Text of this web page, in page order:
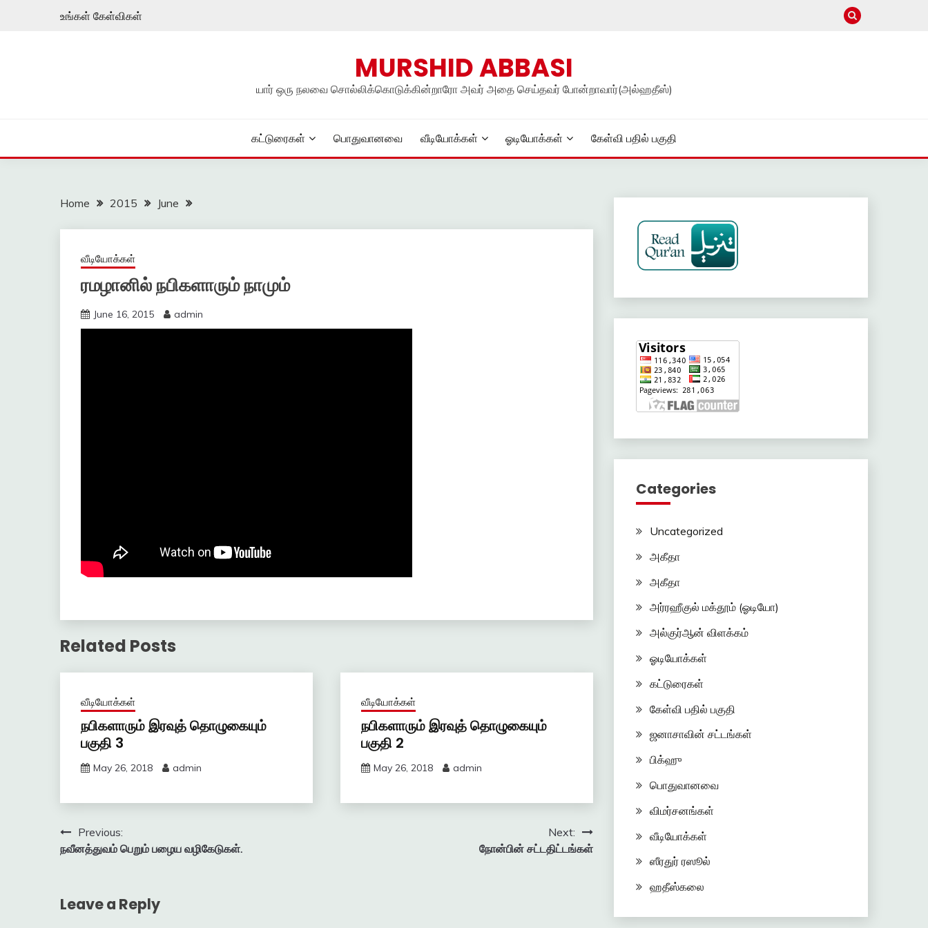
உங்கள் கேள்விகள்
MURSHID ABBASI
யார் ஒரு நலவை சொல்லிக்கொடுக்கின்றாரோ அவர் அதை செய்தவர் போன்றாவார்(அல்ஹதீஸ்)
கட்டுரைகள் பொதுவானவை வீடியோக்கள் ஓடியோக்கள் கேள்வி பதில் பகுதி
Home 2015 June
வீடியோக்கள்
ரமழானில் நபிகளாரும் நாமும்
June 16, 2015 admin
Related Posts
வீடியோக்கள்
நபிகளாரும் இரவுத் தொழுகையும்
பகுதி 3
May 26, 2018 admin
வீடியோக்கள்
நபிகளாரும் இரவுத் தொழுகையும்
பகுதி 2
May 26, 2018 admin
Post
navigation
Previous:
நவீனத்துவம் பெறும் பழைய வழிகேடுகள்.
Next:
நோன்பின் சட்டதிட்டங்கள்
Leave a Reply
Categories
Uncategorized
அகீதா
அகீதா
அர்ரஹீகுல் மக்தூம் (ஓடியோ)
அல்குர்ஆன் விளக்கம்
ஓடியோக்கள்
கட்டுரைகள்
கேள்வி பதில் பகுதி
ஜனாசாவின் சட்டங்கள்
பிக்ஹு
பொதுவானவை
விமர்சனங்கள்
வீடியோக்கள்
ஸீரதுர் ரஸூல்
ஹதீஸ்கலை